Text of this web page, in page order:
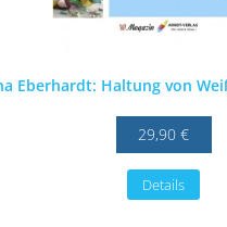
Eberhardt: Haltung von
29,90 €
Details